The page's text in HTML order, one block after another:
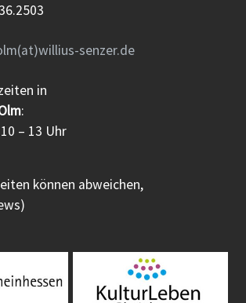
senzer.de
in
:
– 13 Uhr
können abweichen,